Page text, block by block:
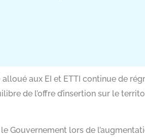
aux EI et ETTI continue de
de l’offre d’insertion sur le
Gouvernement lors de